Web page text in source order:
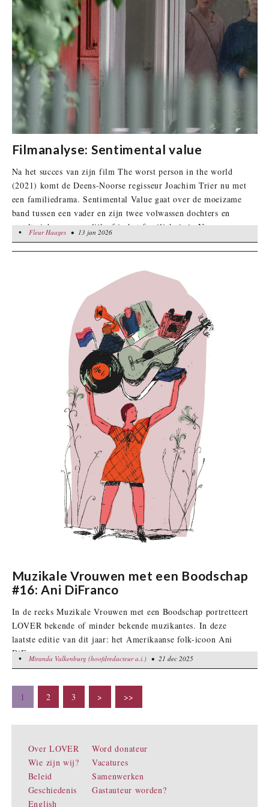
Filmanalyse: Sentimental value
Na het succes van zijn film The worst person in the world
(2021) komt de Deens-Noorse regisseur Joachim Trier nu met
een familiedrama. Sentimental Value gaat over de moeizame
band tussen een vader en zijn twee volwassen dochters en
speelt zich voornamelijk af in het familiehuis in Noorwegen.
Oudste
Fleur Haages• 13 jan 2026
•Fleur Haages • 13 jan 2026
Muzikale Vrouwen met een Boodschap
#16: Ani DiFranco
In de reeks Muzikale Vrouwen met een Boodschap portretteert
LOVER bekende of minder bekende muzikantes. In deze
laatste editie van dit jaar: het Amerikaanse folk-icoon Ani
DiFranco.
Miranda Valkenburg (hoofdredacteur a.i.)• 21 dec 2025
•Miranda Valkenburg (hoofdredacteur a.i.) • 21 dec 2025
1 2 3 > >>
Over LOVER
Wie zijn wij?
Beleid
Geschiedenis
English
Word donateur
Vacatures
Samenwerken
Gastauteur worden?